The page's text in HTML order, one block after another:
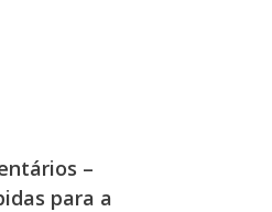
–
para a